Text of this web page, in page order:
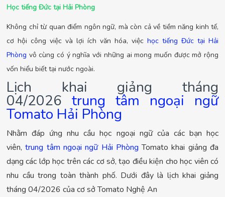
Học tiếng Đức tại Hải Phòng
Không chỉ từ quan điểm ngôn ngữ, mà còn cả về tiềm năng kinh tế,
cơ hội công việc và lợi ích văn hóa, việc học tiếng Đức tại Hải
Phòng vô cùng có ý nghĩa với những ai mong muốn được mở rộng
vốn hiểu biết tại nước ngoài.
Lịch khai giảng tháng
04/2026 trung tâm ngoại ngữ
Tomato Hải Phòng
Nhằm đáp ứng nhu cầu học ngoại ngữ của các bạn học
viên,trung tâm ngoại ngữ Hải Phòng Tomato khai giảng đa
dạng các lớp học trên các cơ sở, tạo điều kiện cho học viên có
nhu cầu trong toàn thành phố. Dưới đây là lịch khai giảng
tháng 04/2026 của cơ sở Tomato Nghệ An